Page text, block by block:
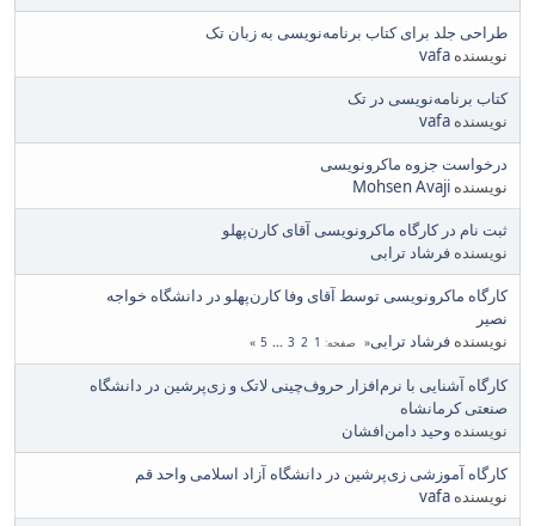
طراحی جلد برای کتاب برنامه‌نویسی به زبان تک
نویسنده vafa
کتاب برنامه‌نویسی در تک
نویسنده vafa
درخواست جزوه ماکرونویسی
نویسنده Mohsen Avaji
ثبت نام در کارگاه ماکرونویسی آقای کارن‌پهلو
نویسنده فرشاد ترابی
کارگاه ماکرونویسی توسط آقای وفا کارن‌پهلو در دانشگاه خواجه
نصیر
نویسنده فرشاد ترابی صفحه 1
2
3
...
5
کارگاه آشنایی با نرم‌افزار حروف‌چینی لاتک و زی‌پرشین در دانشگاه
صنعتی کرمانشاه
نویسنده وحید دامن‌افشان
کارگاه آموزشی زی‌پرشین در دانشگاه آزاد اسلامی واحد قم
نویسنده vafa